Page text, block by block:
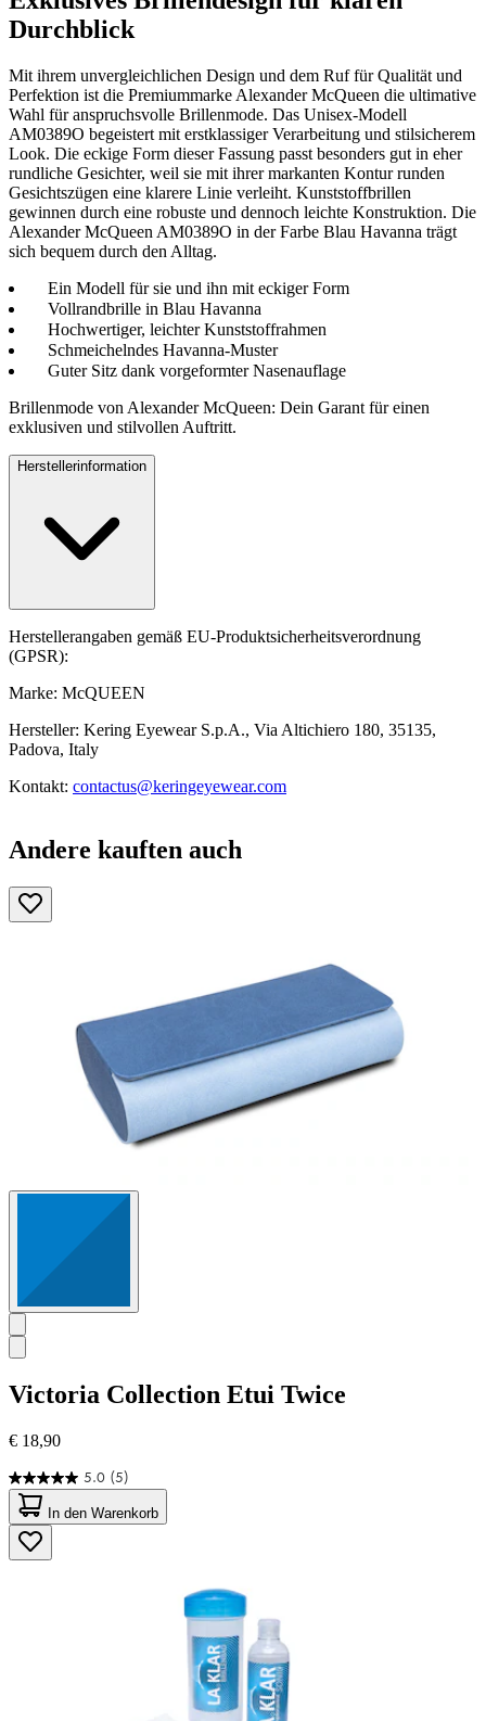
Durchblick
Mit ihrem unvergleichlichen Design und dem Ruf für Qualität und
Perfektion ist die Premiummarke Alexander McQueen die ultimative
Wahl für anspruchsvolle Brillenmode. Das Unisex-Modell
AM0389O begeistert mit erstklassiger Verarbeitung und stilsicherem
Look. Die eckige Form dieser Fassung passt besonders gut in eher
rundliche Gesichter, weil sie mit ihrer markanten Kontur runden
Gesichtszügen eine klarere Linie verleiht. Kunststoffbrillen
gewinnen durch eine robuste und dennoch leichte Konstruktion. Die
Alexander McQueen AM0389O in der Farbe Blau Havanna trägt
sich bequem durch den Alltag.
Ein Modell für sie und ihn mit eckiger Form
Vollrandbrille in Blau Havanna
Hochwertiger, leichter Kunststoffrahmen
Schmeichelndes Havanna-Muster
Guter Sitz dank vorgeformter Nasenauflage
Brillenmode von Alexander McQueen: Dein Garant für einen
exklusiven und stilvollen Auftritt.
Herstellerinformation
Herstellerangaben gemäß EU-Produktsicherheitsverordnung
(GPSR):
Marke: McQUEEN
Hersteller: Kering Eyewear S.p.A., Via Altichiero 180, 35135,
Padova, Italy
Kontakt: contactus@keringeyewear.com
Andere kauften auch
Victoria Collection Etui Twice
€ 18,90
5.0 (5)
5.0
von
5
Sternen.
5
In den Warenkorb